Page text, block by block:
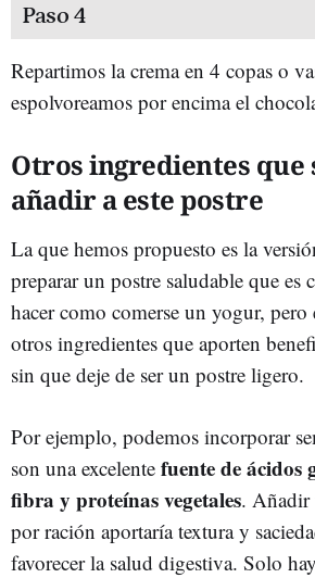
Paso 4
Repartimos la crema en 4 copas o
espolvoreamos por encima el
Otros ingredientes que
añadir a este postre
La que hemos propuesto es la
preparar un postre saludable que es
hacer como comerse un yogur, pero
otros ingredientes que aporten
sin que deje de ser un postre ligero.
Por ejemplo, podemos incorporar
son una excelente fuente de ácidos
fibra y proteínas vegetales. Añadir
por ración aportaría textura y
favorecer la salud digestiva. Solo